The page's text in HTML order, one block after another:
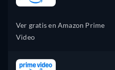
Ver gratis en Amazon Prime
Video